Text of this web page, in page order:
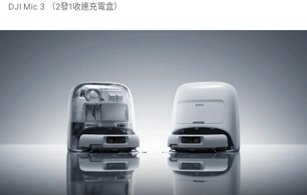
DJI Mic 3 （2發1收連充電盒）